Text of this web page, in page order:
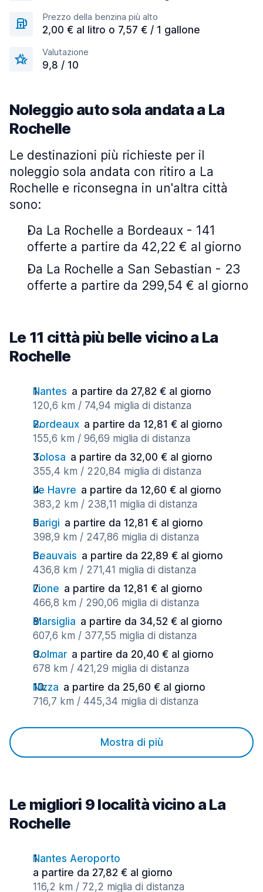
Prezzo della benzina più alto
2,00 € al litro o 7,57 € / 1 gallone
Valutazione
9,8 / 10
Noleggio auto sola andata a La
Rochelle
Le destinazioni più richieste per il
noleggio sola andata con ritiro a La
Rochelle e riconsegna in un'altra città
sono:
Da La Rochelle a Bordeaux - 141
offerte a partire da 42,22 € al giorno
Da La Rochelle a San Sebastian - 23
offerte a partire da 299,54 € al giorno
Le 11 città più belle vicino a La
Rochelle
Nantes a partire da 27,82 € al giorno
120,6 km / 74,94 miglia di distanza
Bordeaux a partire da 12,81 € al giorno
155,6 km / 96,69 miglia di distanza
Tolosa a partire da 32,00 € al giorno
355,4 km / 220,84 miglia di distanza
Le Havre a partire da 12,60 € al giorno
383,2 km / 238,11 miglia di distanza
Parigi a partire da 12,81 € al giorno
398,9 km / 247,86 miglia di distanza
Beauvais a partire da 22,89 € al giorno
436,8 km / 271,41 miglia di distanza
Lione a partire da 12,81 € al giorno
466,8 km / 290,06 miglia di distanza
Marsiglia a partire da 34,52 € al giorno
607,6 km / 377,55 miglia di distanza
Colmar a partire da 20,40 € al giorno
678 km / 421,29 miglia di distanza
Nizza a partire da 25,60 € al giorno
716,7 km / 445,34 miglia di distanza
Mostra di più
Le migliori 9 località vicino a La
Rochelle
Nantes Aeroporto
a partire da 27,82 € al giorno
116,2 km / 72,2 miglia di distanza